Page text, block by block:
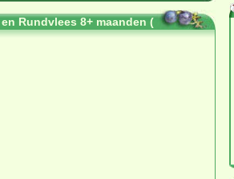
Rundvlees 8+ maanden (